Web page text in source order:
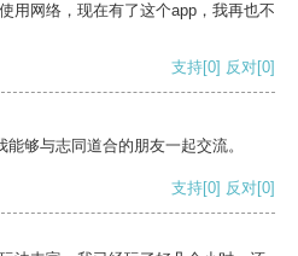
用网络，现在有了这个app，我再也不
支持[0] 反对[0]
够与志同道合的朋友一起交流。
支持[0] 反对[0]